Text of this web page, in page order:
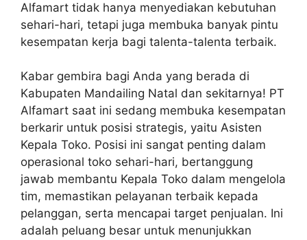
Alfamart tidak hanya menyediakan kebutuhan
sehari-hari, tetapi juga membuka banyak pintu
kesempatan kerja bagi talenta-talenta terbaik.
Kabar gembira bagi Anda yang berada di
Kabupaten Mandailing Natal dan sekitarnya! PT
Alfamart saat ini sedang membuka kesempatan
berkarir untuk posisi strategis, yaitu Asisten
Kepala Toko. Posisi ini sangat penting dalam
operasional toko sehari-hari, bertanggung
jawab membantu Kepala Toko dalam mengelola
tim, memastikan pelayanan terbaik kepada
pelanggan, serta mencapai target penjualan. Ini
adalah peluang besar untuk menunjukkan